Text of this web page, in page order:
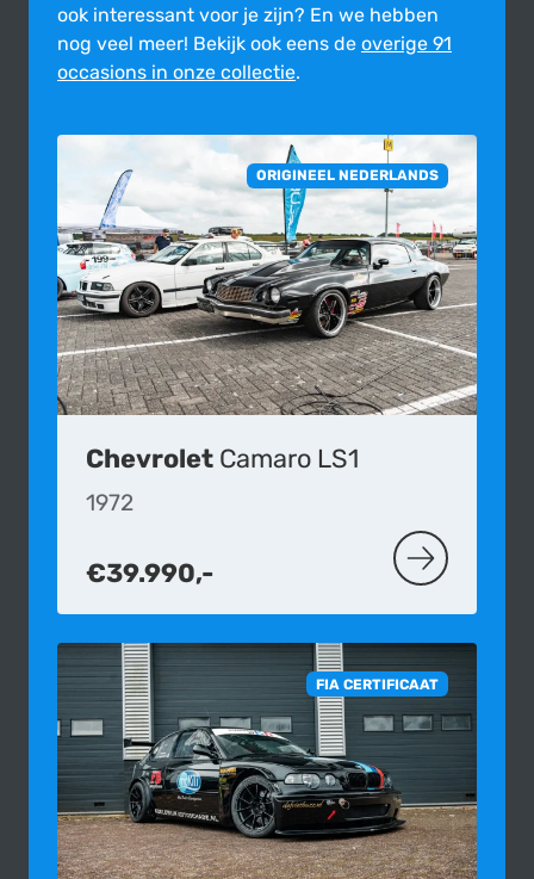
ook inte­res­sant voor je zijn? En we hebben
nog veel meer! Bekijk ook eens de overige 91
occasions in onze collectie.
ORIGINEEL NEDERLANDS
Chevrolet Camaro LS1
1972
€39.990,- MEER OVER
FIA CERTIFICAAT